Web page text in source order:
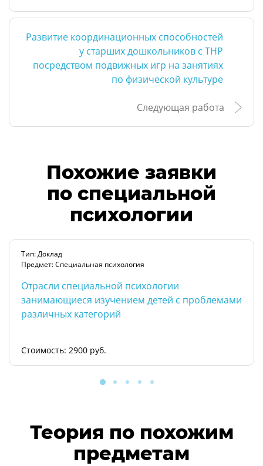
Развитие координационных способностей
у старших дошкольников с ТНР
посредством подвижных игр на занятиях
по физической культуре
Следующая работа
Похожие заявки
по специальной
психологии
Тип: Доклад
Предмет: Специальная психология
Отрасли специальной психологии
занимающиеся изучением детей с проблемами
различных категорий
Стоимость: 2900 руб.
Теория по похожим
предметам